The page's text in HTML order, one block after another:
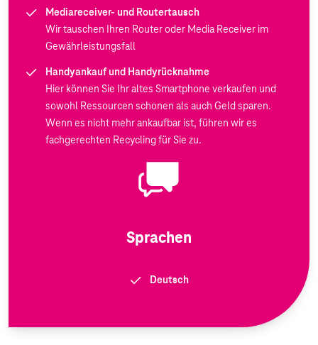
Mediareceiver- und Routertausch
Wir tauschen Ihren Router oder Media Receiver im
Gewährleistungsfall
Handyankauf und Handyrücknahme
Hier können Sie Ihr altes Smartphone verkaufen und
sowohl Ressourcen schonen als auch Geld sparen.
Wenn es nicht mehr ankaufbar ist, führen wir es
fachgerechten Recycling für Sie zu.
Sprachen
Deutsch